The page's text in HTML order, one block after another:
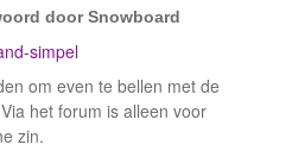
doorSnowboard
simpel
om even te bellen met de
het forum is alleen voor
zin.